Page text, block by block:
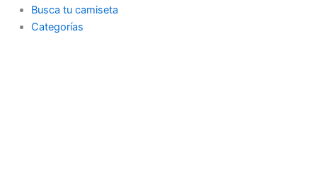
Busca tu camiseta
Categorías